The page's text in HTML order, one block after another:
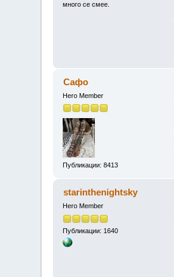
много се смее.
Сафо
Hero Member
Публикации: 8413
starinthenightsky
Hero Member
Публикации: 1640